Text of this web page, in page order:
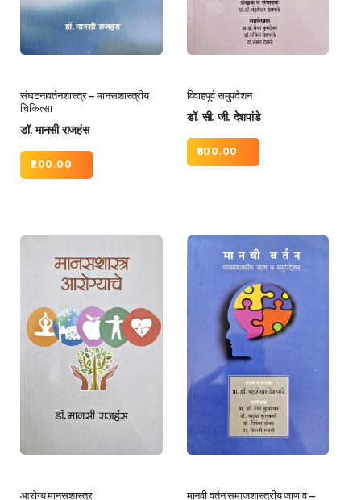
संघटनावर्तनशास्त्र – मानसशास्त्रीय
चिकित्सा
डॉ. मानसी राजहंस
200.00
विवाहपूर्व समुपदेशन
डॉ. सी. जी. देशपांडे
300.00
आरोग्य मानसशास्त्र
मानवी वर्तन समाजशास्त्रीय जाण व –